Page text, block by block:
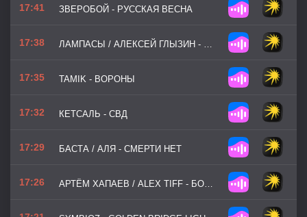
17:41 ЗВЕРОБОЙ - РУССКАЯ ВЕСНА
17:38 ЛАМПАСЫ / АЛЕКСЕЙ ГЛЫЗИН - ВРЁТ ЧЕТВЁРТАЯ СТРУНА
17:35 TAMIK - ВОРОНЫ
17:32 КЕТСАЛЬ - СВД
17:29 БАСТА / АЛЯ - СМЕРТИ НЕТ
17:26 АРТЁМ ХАПАЕВ / ALEX TIFF - БОЙЦАМ СВО